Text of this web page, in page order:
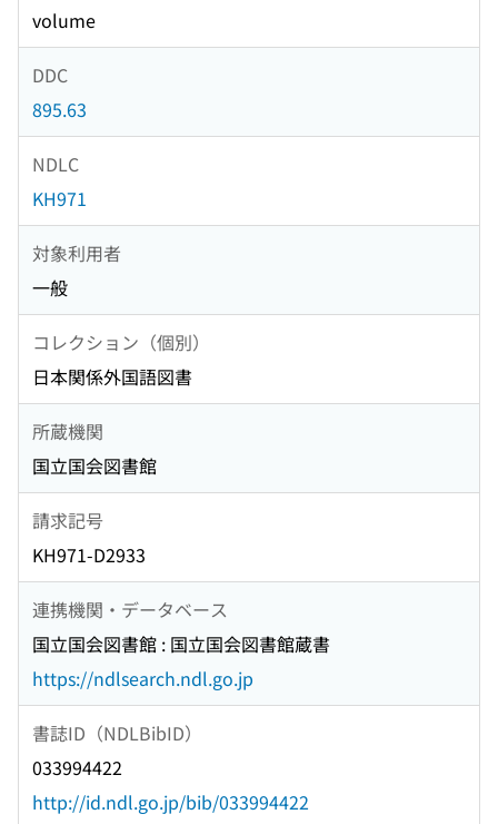
volume
DDC
895.63
NDLC
KH971
対象利用者
一般
コレクション（個別）
日本関係外国語図書
所蔵機関
国立国会図書館
請求記号
KH971-D2933
連携機関・データベース
国立国会図書館 : 国立国会図書館蔵書
https://ndlsearch.ndl.go.jp
書誌ID（NDLBibID）
033994422
http://id.ndl.go.jp/bib/033994422